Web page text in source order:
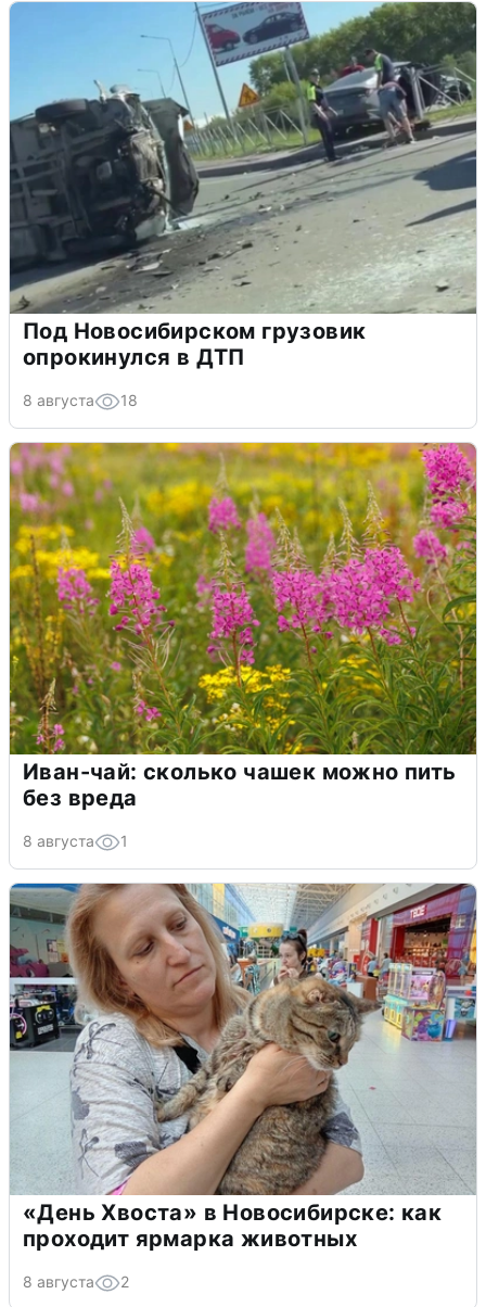
Под Новосибирском грузовик
опрокинулся в ДТП
8 августа 18
Иван-чай: сколько чашек можно пить
без вреда
8 августа 1
«День Хвоста» в Новосибирске: как
проходит ярмарка животных
8 августа 2